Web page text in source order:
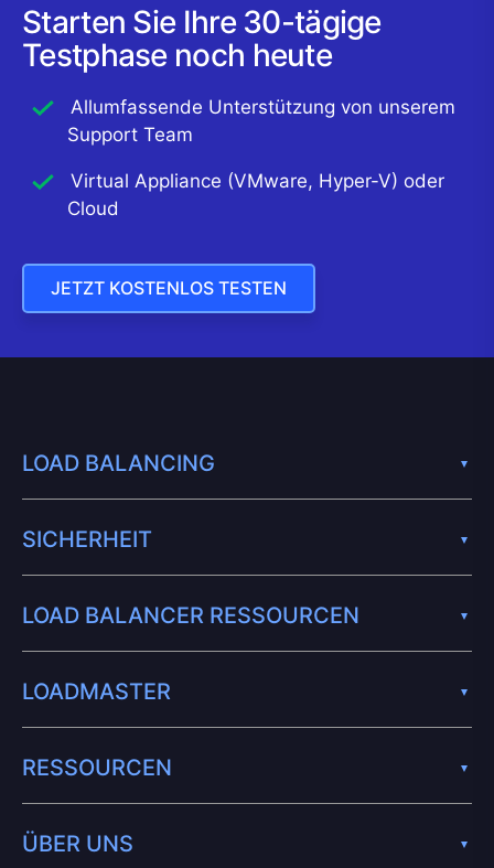
Starten Sie Ihre 30-tägige
Testphase noch heute
Allumfassende Unterstützung von unserem
Support Team
Virtual Appliance (VMware, Hyper-V) oder
Cloud
JETZT KOSTENLOS TESTEN
LOAD BALANCING
SICHERHEIT
LOAD BALANCER RESSOURCEN
LOADMASTER
RESSOURCEN
ÜBER UNS